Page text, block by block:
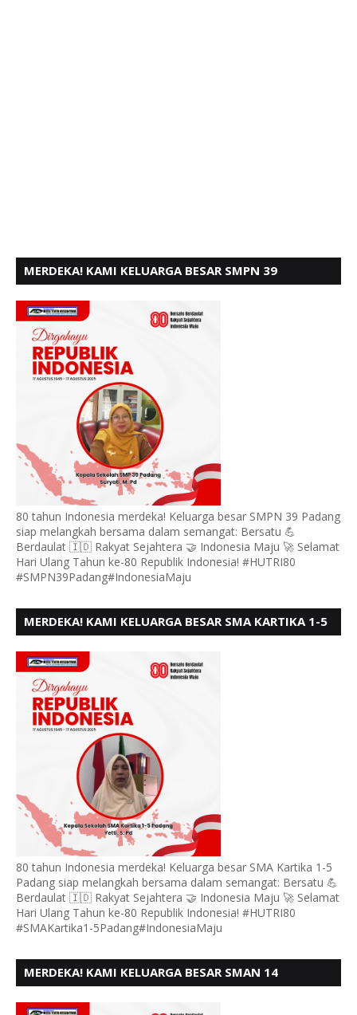
MERDEKA! KAMI KELUARGA BESAR SMPN 39
80 tahun Indonesia merdeka! Keluarga besar SMPN 39 Padang
siap melangkah bersama dalam semangat: Bersatu 💪
Berdaulat 🇮🇩 Rakyat Sejahtera 🤝 Indonesia Maju 🚀 Selamat
Hari Ulang Tahun ke-80 Republik Indonesia! #HUTRI80
#SMPN39Padang#IndonesiaMaju
MERDEKA! KAMI KELUARGA BESAR SMA KARTIKA 1-5
BERSATU BERD
80 tahun Indonesia merdeka! Keluarga besar SMA Kartika 1-5
Padang siap melangkah bersama dalam semangat: Bersatu 💪
Berdaulat 🇮🇩 Rakyat Sejahtera 🤝 Indonesia Maju 🚀 Selamat
Hari Ulang Tahun ke-80 Republik Indonesia! #HUTRI80
#SMAKartika1-5Padang#IndonesiaMaju
MERDEKA! KAMI KELUARGA BESAR SMAN 14